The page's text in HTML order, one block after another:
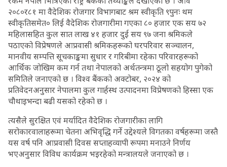
२०८०र८१ मा वैदेशिक रोजगार विभागबाट श्रम स्वीकृति ९पुनः थम
स्वीकृतिसमेत० लिई वैदेशिक रोजगारीमा गएका ८० हजार एक सय ७२
महिलासहित कुल सात लाख ४१ हजार दुई सय ९७ जना श्रमिकले
पठाएको विप्रेषणले आप्रवासी श्रमिकहरूको घरपरिवार सञ्चालन,
मानवीय सम्पत्ति सूचकाङ्कमा सुधार र गरिबीमा रहेका परिवारहरूको
आर्थिक जोखिम कम गर्न तथा नेपालको अर्थतन्त्रमा ठूलो सहयोग पुगेको
समितिले जनाएको छ । विश्व बैंकको अक्टोबर, २०२४ को
प्रतिवेदनअनुसार नेपालमा कुल गार्हस्थ उत्पादनमा विप्रेषणको हिस्सा एक
चौथाइभन्दा बढी यसको रहेको छ ।
त्यसैले सुरक्षित एवं मर्यादित वैदेशिक रोजगारीका लागि
सरोकारवालाहरूमा चेतना अभिवृद्धि गर्ने उद्देश्यले विगतका वर्षहरूमा जस्तै
यस वर्ष पनि आप्रवासी दिवस सप्ताहव्यापी रूपमा मनाउने निर्णय
भएअनुसार विविध कार्यक्रम भइरहेको मन्त्रालयले जनाएको छ ।